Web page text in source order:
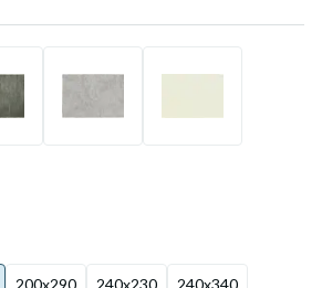
200x290 240x230 240x340